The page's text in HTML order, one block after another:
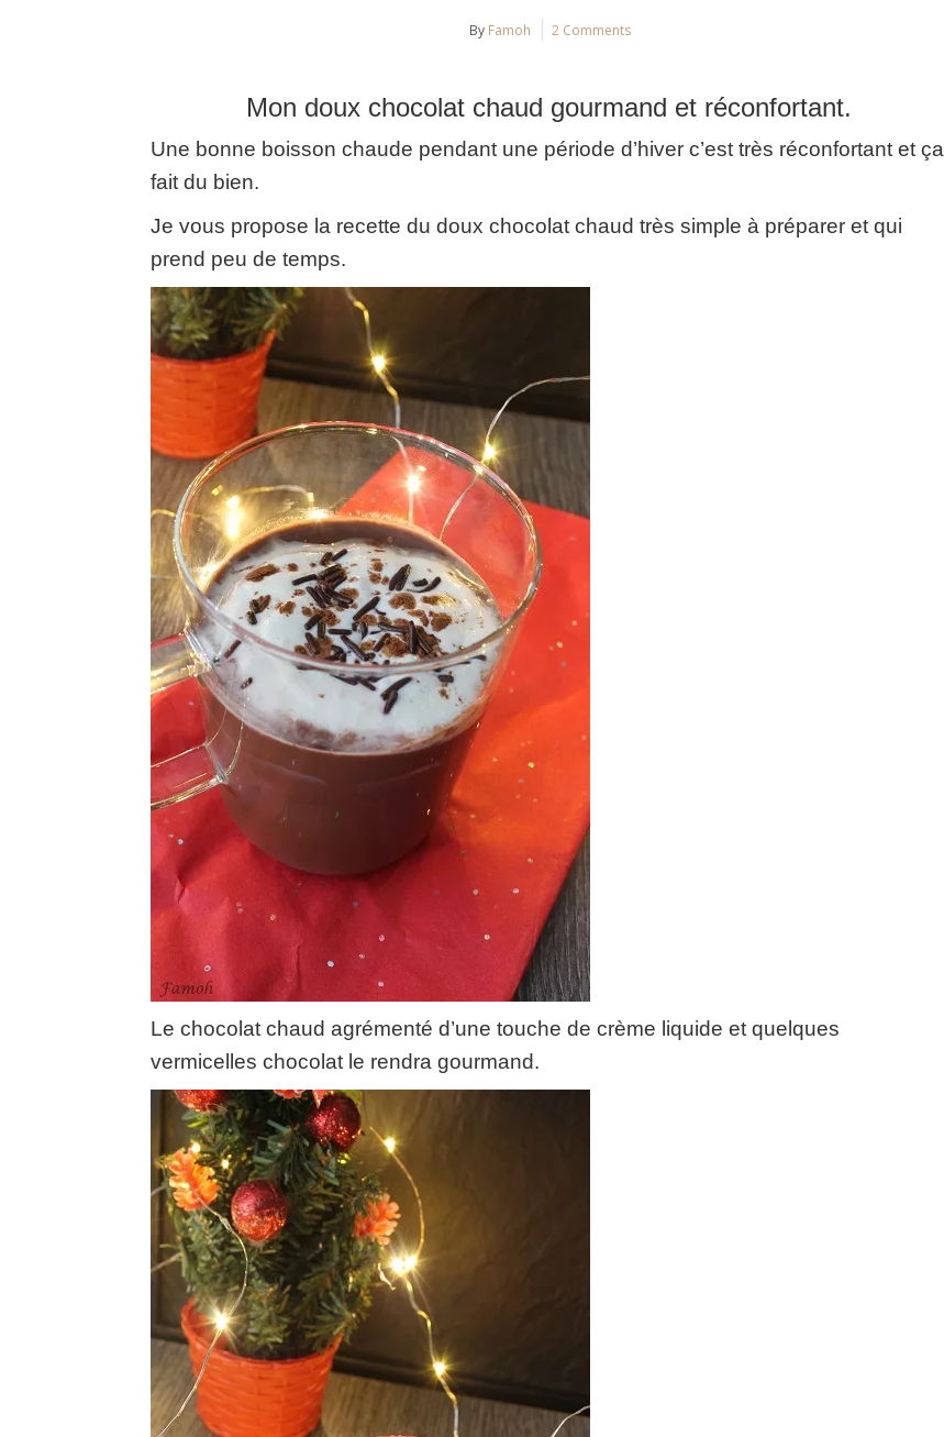
By Famoh 2 Comments
Mon doux chocolat chaud gourmand et réconfortant.
Une bonne boisson chaude pendant une période d’hiver c’est très réconfortant et ça
fait du bien.
Je vous propose la recette du doux chocolat chaud très simple à préparer et qui
prend peu de temps.
Le chocolat chaud agrémenté d’une touche de crème liquide et quelques
vermicelles chocolat le rendra gourmand.